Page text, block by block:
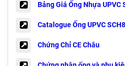
Đặc Tính Ống Nhựa PVC
- Chất liệu: PVC
Bảng Giá Ống Nhựa UPVC
Catalogue Ống UPVC
Chứng Chỉ CE Châu